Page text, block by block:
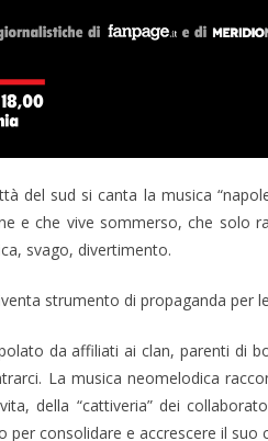
del sud si canta la musica
e che vive sommerso, che solo
svago, divertimento.
strumento di propaganda per
da affiliati ai clan, parenti di
La musica neomelodica
della “cattiveria” dei
consolidare e accrescere il suo